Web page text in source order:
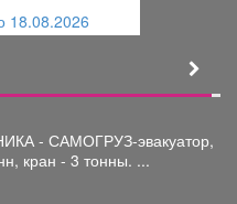
18.08.2026
- САМОГРУЗ-эвакуатор,
кран - 3 тонны. ...